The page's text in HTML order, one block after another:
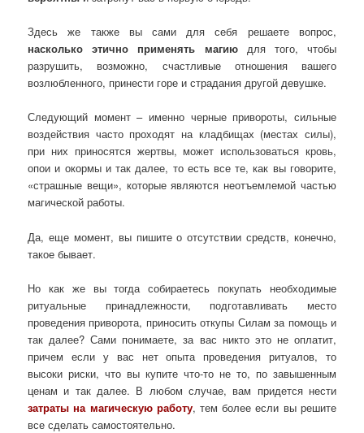
Здесь же также вы сами для себя решаете вопрос,
насколько этично применять магиюдля того, чтобы
разрушить, возможно, счастливые отношения вашего
возлюбленного, принести горе и страдания другой девушке.
Следующий момент – именно черные привороты, сильные
воздействия часто проходят на кладбищах (местах силы),
при них приносятся жертвы, может использоваться кровь,
опои и окормы и так далее, то есть все те, как вы говорите,
«страшные вещи», которые являются неотъемлемой частью
магической работы.
Да, еще момент, вы пишите о отсутствии средств, конечно,
такое бывает.
Но как же вы тогда собираетесь покупать необходимые
ритуальные принадлежности, подготавливать место
проведения приворота, приносить откупы Силам за помощь и
так далее? Сами понимаете, за вас никто это не оплатит,
причем если у вас нет опыта проведения ритуалов, то
высоки риски, что вы купите что-то не то, по завышенным
ценам и так далее. В любом случае, вам придется нести
затраты на магическую работу, тем более если вы решите
все сделать самостоятельно.